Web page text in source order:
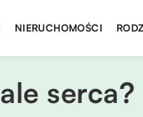
NIERUCHOMOŚCI
serca?